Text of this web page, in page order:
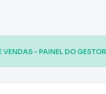
VENDAS - PAINEL DO GESTOR